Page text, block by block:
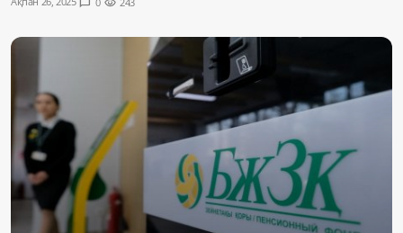
Спорт
Әлем
Журналистік зерттеу
chat_bubble visibility